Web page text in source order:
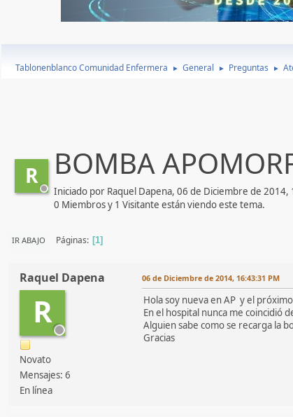
Tablonenblanco Comunidad Enfermera ► General ► Preguntas ►
R BOMBA
Iniciado por Raquel Dapena, 06 de Diciembre de 2014,
0 Miembros y 1 Visitante están viendo este tema.
IR ABAJO Páginas 1
Raquel Dapena
R
Novato
Mensajes: 6
En línea
06 de Diciembre de 2014, 16:43:31 PM
Hola soy nueva en AP y el
En el hospital nunca me coincidió
Alguien sabe como se recarga la
Gracias